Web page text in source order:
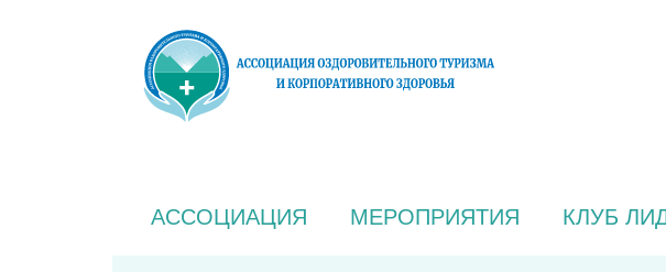
АССОЦИАЦИЯ МЕРОПРИЯТИЯ КЛУБ